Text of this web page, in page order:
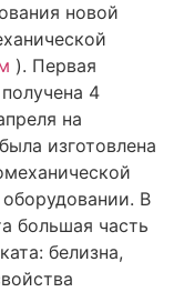
новой
). Первая
4
на
изготовлена
В
большая часть
белизна,